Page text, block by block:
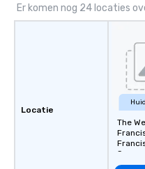
Er komen nog 24 locaties
Locatie
The
Square